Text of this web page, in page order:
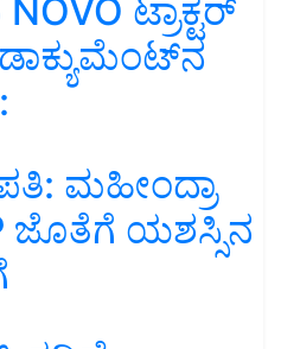
ಟ್ರಾಕ್ಟರ್
ಮಹೀಂದ್ರಾ
ಜೊತೆಗೆ ಯಶಸ್ಸಿನ